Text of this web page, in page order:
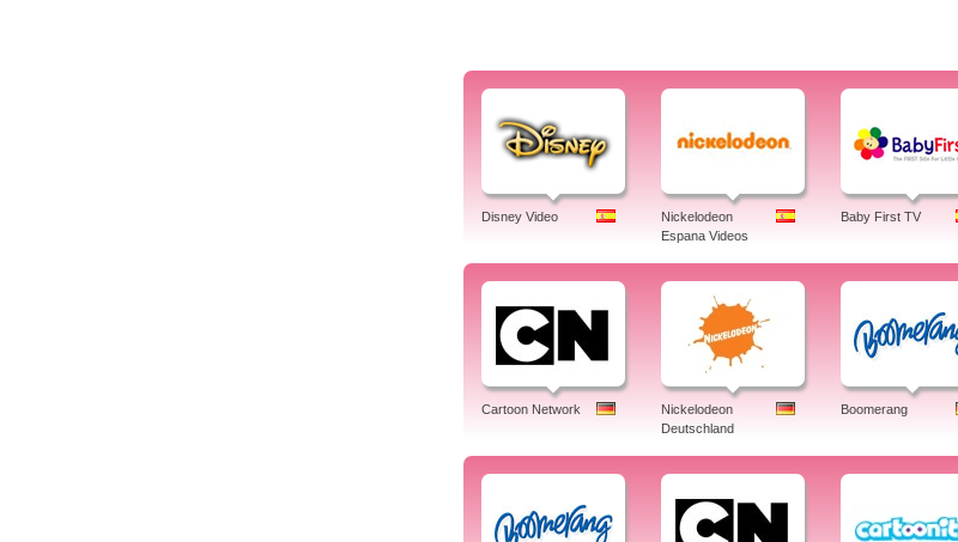
Disney Video
Nickelodeon
Espana Videos
Baby First TV
Cartoon Network
Nickelodeon
Deutschland
Boomerang